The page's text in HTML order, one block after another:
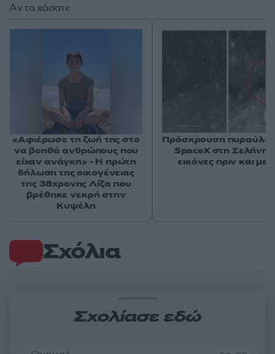
Σχόλια
Σχολίασε εδώ
Αν τα χάσατε
«Αφιέρωσε τη ζωή της στο
να βοηθά ανθρώπους που
είχαν ανάγκη» - Η πρώτη
δήλωση της οικογένειας
της 38χρονης Λίζα που
βρέθηκε νεκρή στην
Κυψέλη
Πρόσκρουση
SpaceX στη Σελήνη:
εικόνες πριν και